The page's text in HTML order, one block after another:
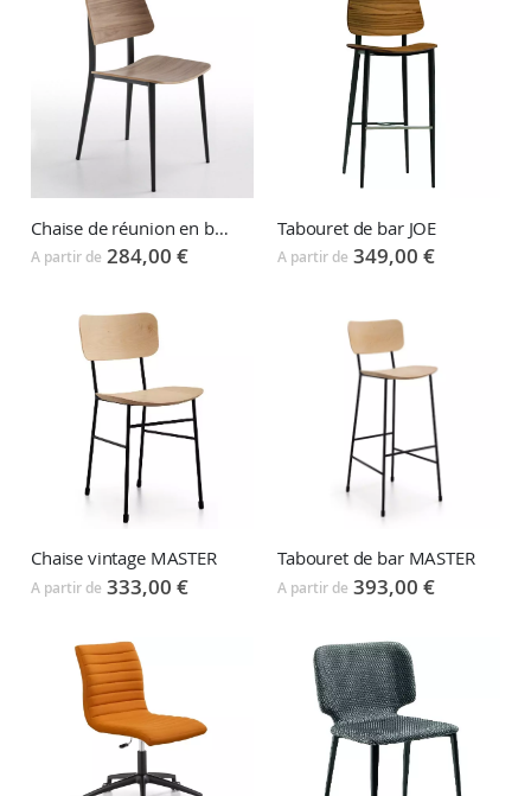
Chaise de réunion en bois JOE
A partir de 284,00 €
Tabouret de bar JOE
A partir de 349,00 €
Chaise vintage MASTER
A partir de 333,00 €
Tabouret de bar MASTER
A partir de 393,00 €